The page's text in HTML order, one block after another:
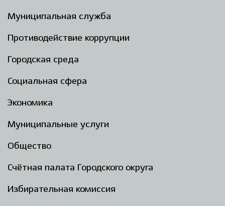
Муниципальная служба
Противодействие коррупции
Городская среда
Социальная сфера
Экономика
Муниципальные услуги
Общество
Счётная палата Городского округа
Избирательная комиссия